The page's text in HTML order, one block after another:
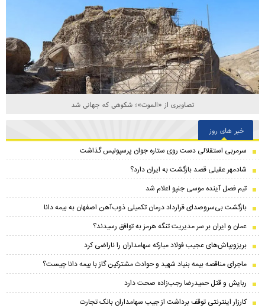
تصاویری از «الموت»؛ شکوهی که جهانی شد
خبر های روز
سرمربی استقلالی دست روی ستاره جوان پرسپولیس گذاشت
شادمهر عقیلی قصد بازگشت به ایران دارد؟
تیم فصل آینده موسی جنپو اعلام شد
بازگشت بی‌سروصدای قرارداد درمان تکمیلی ذوب‌آهن اصفهان به بیمه دانا
عمان و ایران بر سر مدیریت تنگه هرمز به توافق رسیدند؟
بریزوبپاش‌های عجیب فولاد مبارکه سهامداران را ناراضی کرد
ماجرای مناقصه بیمه بنیاد شهید و حوادث مشترکین گاز با بیمه دانا چیست؟
ربایش و قتل حمیدرضا رجب‌زاده صحت دارد
کارزار اینترنتی توقف برداشت از جیب سهامداران بانک تجارت